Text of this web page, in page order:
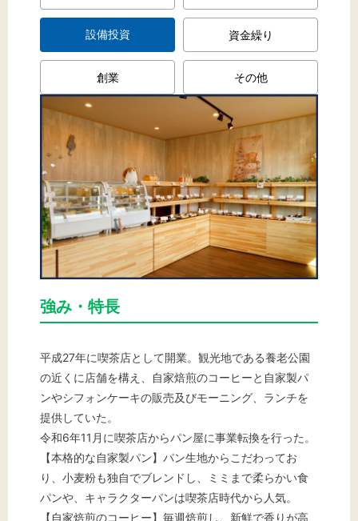
設備投資 資金繰り
創業 その他
強み・特長
平成27年に喫茶店として開業。観光地である養老公園
の近くに店舗を構え、自家焙煎のコーヒーと自家製パ
ンやシフォンケーキの販売及びモーニング、ランチを
提供していた。
令和6年11月に喫茶店からパン屋に事業転換を行った。
【本格的な自家製パン】パン生地からこだわってお
り、小麦粉も独自でブレンドし、ミミまで柔らかい食
パンや、キャラクターパンは喫茶店時代から人気。
【自家焙煎のコーヒー】毎週焙煎し、新鮮で香りが高